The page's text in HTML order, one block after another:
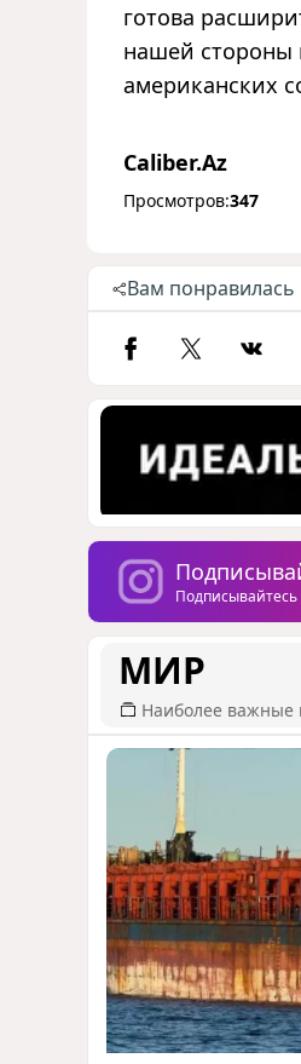
готова
нашей стороны
американских
Caliber.Az
Просмотров:347
Вам понравилась
МИР
Наиболее важные